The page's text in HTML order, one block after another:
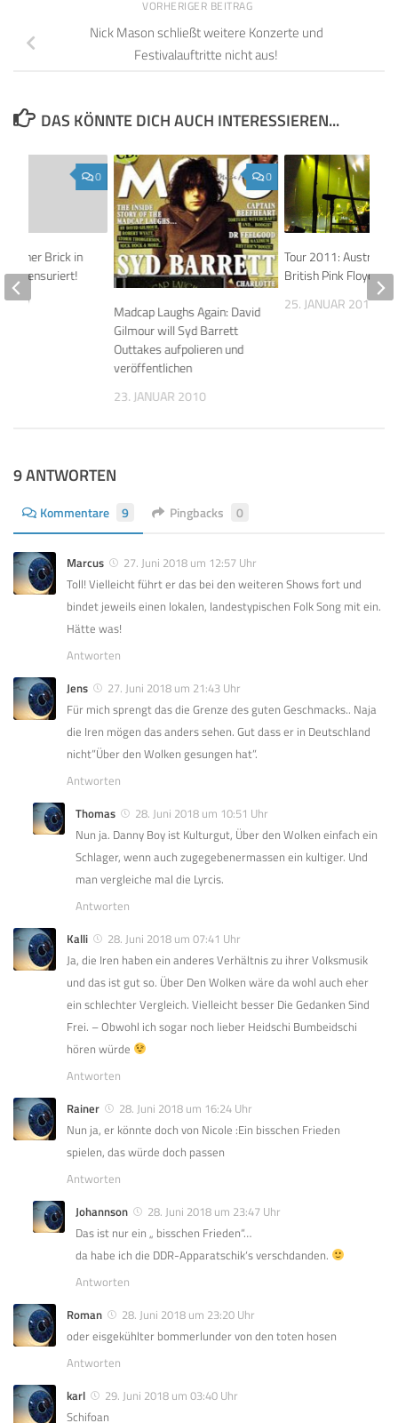
VORHERIGER BEITRAG
Nick Mason schließt weitere Konzerte und
Festivalauftritte nicht aus!
DAS KÖNNTE DICH AUCH INTERESSIEREN...
0
Madcap Laughs Again: David
Gilmour will Syd Barrett
Outtakes aufpolieren und
veröffentlichen
23. JANUAR 2010
Tour 2011:
British Pink Floyd
25. JANUAR 2011
0
Brick in
zensuriert!
2007
9 ANTWORTEN
Kommentare 9 Pingbacks 0
Marcus
27. Juni 2018 um 12:57 Uhr
Toll! Vielleicht führt er das bei den weiteren Shows fort und
bindet jeweils einen lokalen, landestypischen Folk Song mit ein.
Hätte was!
Antworten
Jens
27. Juni 2018 um 21:43 Uhr
Für mich sprengt das die Grenze des guten Geschmacks.. Naja
die Iren mögen das anders sehen. Gut dass er in Deutschland
nicht”Über den Wolken gesungen hat”.
Antworten
Thomas
28. Juni 2018 um 10:51 Uhr
Nun ja. Danny Boy ist Kulturgut, Über den Wolken einfach ein
Schlager, wenn auch zugegebenermassen ein kultiger. Und
man vergleiche mal die Lyrcis.
Antworten
Kalli
28. Juni 2018 um 07:41 Uhr
Ja, die Iren haben ein anderes Verhältnis zu ihrer Volksmusik
und das ist gut so. Über Den Wolken wäre da wohl auch eher
ein schlechter Vergleich. Vielleicht besser Die Gedanken Sind
Frei. – Obwohl ich sogar noch lieber Heidschi Bumbeidschi
hören würde
Antworten
Rainer
28. Juni 2018 um 16:24 Uhr
Nun ja, er könnte doch von Nicole :Ein bisschen Frieden
spielen, das würde doch passen
Antworten
Johannson
28. Juni 2018 um 23:47 Uhr
Das ist nur ein „ bisschen Frieden“…
da habe ich die DDR-Apparatschik‘s verschdanden.
Antworten
Roman
28. Juni 2018 um 23:20 Uhr
oder eisgekühlter bommerlunder von den toten hosen
Antworten
karl
29. Juni 2018 um 03:40 Uhr
Schifoan